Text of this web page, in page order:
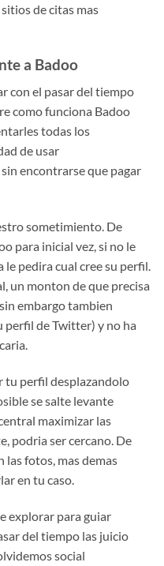
de citas mas
a Badoo
con el pasar del tiempo
como funciona Badoo
todas los
de usar
encontrarse que pagar
sometimiento. De
para inicial vez, si no le
le pedira cual cree su perfil.
un monton de que precisa
embargo tambien
perfil de Twitter) y no ha
tu perfil desplazandolo
se salte levante
maximizar las
podri­a ser cercano. De
las fotos, mas demas
en tu caso.
explorar para guiar
del tiempo las juicio
social